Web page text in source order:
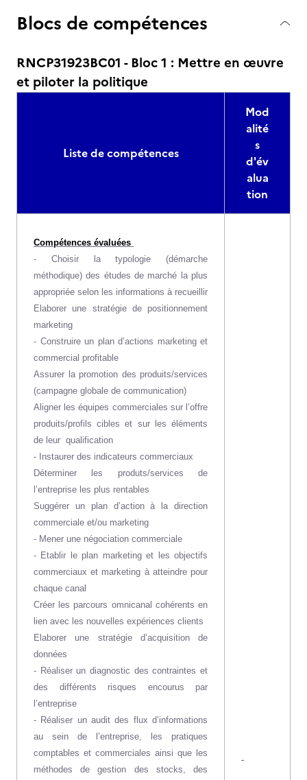
Blocs de compétences
RNCP31923BC01 - Bloc 1 : Mettre en œuvre
et piloter la politique
Liste de compétences
Mod
alité
s
d'év
alua
tion
Compétences évaluées
- Choisir la typologie (démarche
méthodique) des études de marché la plus
appropriée selon les informations à recueillir
Elaborer une stratégie de positionnement
marketing
- Construire un plan d’actions marketing et
commercial profitable
Assurer la promotion des produits/services
(campagne globale de communication)
Aligner les équipes commerciales sur l’offre
produits/profils cibles et sur les éléments
de leur qualification
- Instaurer des indicateurs commerciaux
Déterminer les produts/services de
l’entreprise les plus rentables
Suggérer un plan d’action à la direction
commerciale et/ou marketing
- Mener une négociation commerciale
- Etablir le plan marketing et les objectifs
commerciaux et marketing à atteindre pour
chaque canal
Créer les parcours omnicanal cohérents en
lien avec les nouvelles expériences clients
Elaborer une stratégie d’acquisition de
données
- Réaliser un diagnostic des contraintes et
des différents risques encourus par
l’entreprise
- Réaliser un audit des flux d’informations
au sein de l’entreprise, les pratiques
comptables et commerciales ainsi que les
méthodes de gestion des stocks, des
-